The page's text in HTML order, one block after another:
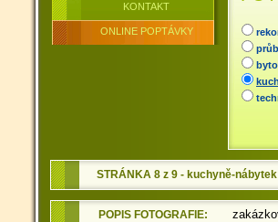
KONTAKT
ONLINE POPTÁVKY
STRÁNKA 8 z 9 - kuchyně-nábytek
POPIS FOTOGRAFIE: